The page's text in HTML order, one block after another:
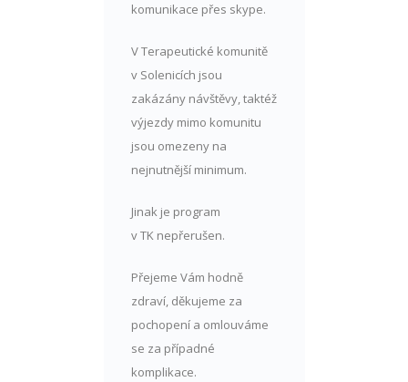
komunikace přes skype.
V Terapeutické komunitě
v Solenicích jsou
zakázány návštěvy, taktéž
výjezdy mimo komunitu
jsou omezeny na
nejnutnější minimum.
Jinak je program
v TK nepřerušen.
Přejeme Vám hodně
zdraví, děkujeme za
pochopení a omlouváme
se za případné
komplikace.